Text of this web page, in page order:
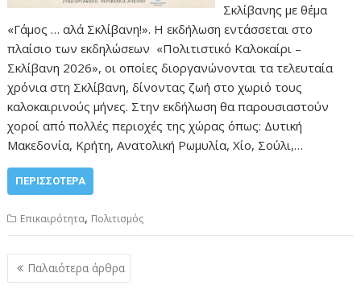
Σκλίβανης με θέμα
«Γάμος … αλά Σκλίβανη!». Η εκδήλωση εντάσσεται στο
πλαίσιο των εκδηλώσεων «Πολιτιστικό Καλοκαίρι –
Σκλίβανη 2026», οι οποίες διοργανώνονται τα τελευταία
χρόνια στη Σκλίβανη, δίνοντας ζωή στο χωριό τους
καλοκαιρινούς μήνες. Στην εκδήλωση θα παρουσιαστούν
χοροί από πολλές περιοχές της χώρας όπως: Δυτική
Μακεδονία, Κρήτη, Ανατολική Ρωμυλία, Χίο, Σούλι,…
ΠΕΡΙΣΣΌΤΕΡΑ
Επικαιρότητα, Πολιτισμός
Πλοήγηση
άρθρων
Παλαιότερα άρθρα